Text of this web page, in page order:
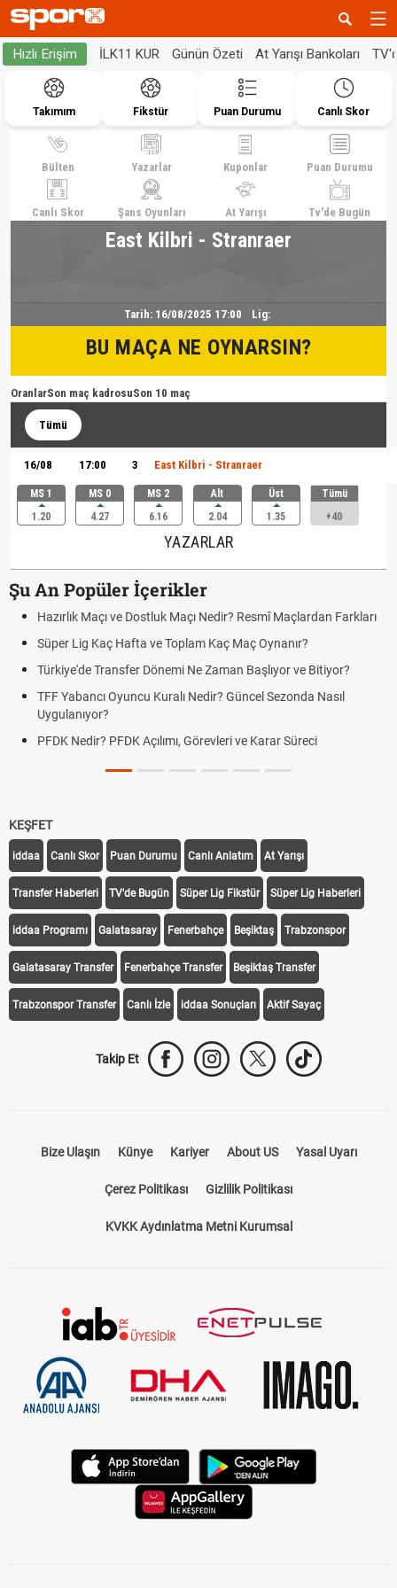
Hızlı Erişim İLK11 KUR Günün Özeti At Yarışı Bankoları
Takımım Fikstür Puan Durumu Canlı Skor
Bülten Yazarlar Kuponlar Puan Durumu
Canlı Skor Şans Oyunları At Yarışı Tv'de Bugün
East Kilbri - Stranraer
Tarih: 16/08/2025 17:00 Lig:
BU MAÇA NE OYNARSIN?
OranlarSon maç kadrosuSon 10 maç
Tümü
16/08 17:00 3 East Kilbri - Stranraer
MS 1
1.20
MS 0
4.27
MS 2
6.16
Alt
2.04
Üst
1.35
Tümü
+40
YAZARLAR
Şu An Popüler İçerikler
Hazırlık Maçı ve Dostluk Maçı Nedir? Resmî Maçlardan Farkları
Süper Lig Kaç Hafta ve Toplam Kaç Maç Oynanır?
Türkiye'de Transfer Dönemi Ne Zaman Başlıyor ve Bitiyor?
TFF Yabancı Oyuncu Kuralı Nedir? Güncel Sezonda Nasıl
Uygulanıyor?
PFDK Nedir? PFDK Açılımı, Görevleri ve Karar Süreci
KEŞFET
iddaa Canlı Skor Puan Durumu Canlı Anlatım At Yarışı
Transfer Haberleri TV'de Bugün Süper Lig Fikstür Süper Lig Haberleri
iddaa Programı Galatasaray Fenerbahçe Beşiktaş Trabzonspor
Galatasaray Transfer Fenerbahçe Transfer Beşiktaş Transfer
Trabzonspor Transfer Canlı İzle iddaa Sonuçları Aktif Sayaç
Takip Et
Bize Ulaşın Künye Kariyer About US Yasal Uyarı
Çerez Politikası Gizlilik Politikası
KVKK Aydınlatma Metni Kurumsal